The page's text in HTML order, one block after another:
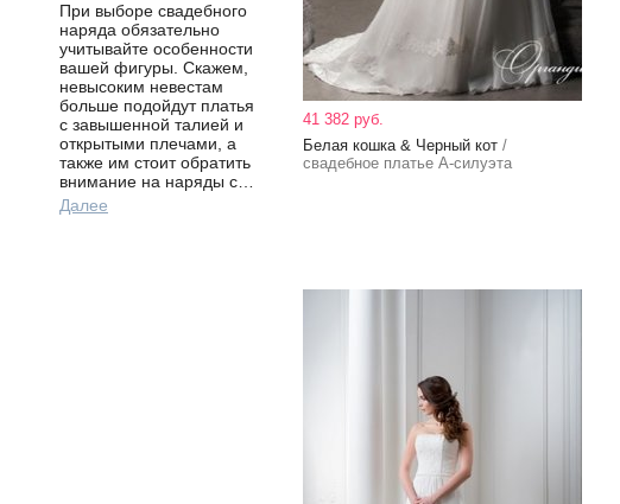
При выборе свадебного
наряда обязательно
учитывайте особенности
вашей фигуры. Скажем,
невысоким невестам
больше подойдут платья
с завышенной талией и
открытыми плечами, а
также им стоит обратить
внимание на наряды с…
Далее
41 382 руб.
Белая кошка & Черный кот /
свадебное платье А-силуэта